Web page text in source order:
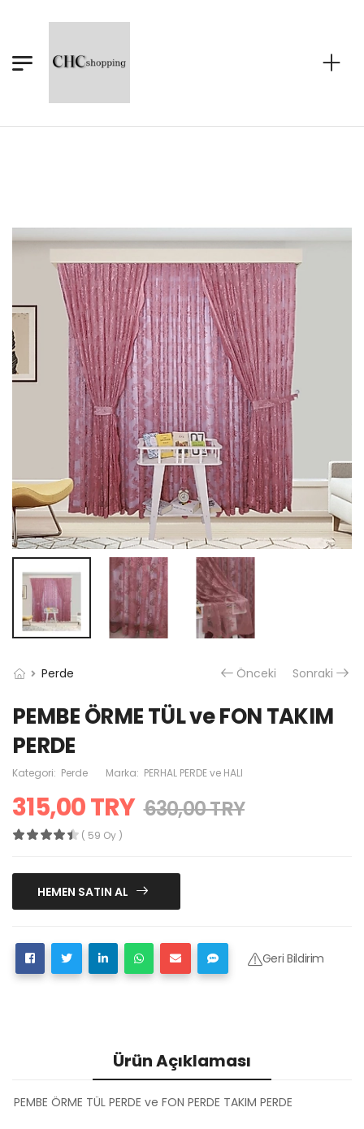
Perde Önceki Sonraki
PEMBE ÖRME TÜL ve FON TAKIM
PERDE
Kategori: Perde Marka: PERHAL PERDE ve HALI
315,00 TRY 630,00 TRY
( 59 Oy )
HEMEN SATIN AL
Geri Bildirim
Ürün Açıklaması
PEMBE ÖRME TÜL PERDE ve FON PERDE TAKIM PERDE